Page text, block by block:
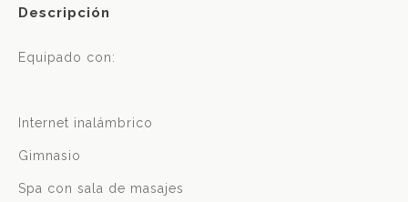
Descripción
Equipado con:
Internet inalámbrico
Gimnasio
Spa con sala de masajes